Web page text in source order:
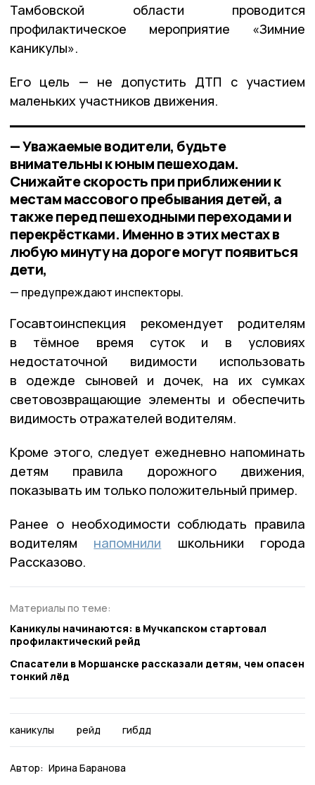
Тамбовской области проводится
профилактическое мероприятие «Зимние
каникулы».
Его цель — не допустить ДТП с участием
маленьких участников движения.
— Уважаемые водители, будьте
внимательны к юным пешеходам.
Снижайте скорость при приближении к
местам массового пребывания детей, а
также перед пешеходными переходами и
перекрёстками. Именно в этих местах в
любую минуту на дороге могут появиться
дети,
предупреждают инспекторы.
Госавтоинспекция рекомендует родителям
в тёмное время суток и в условиях
недостаточной видимости использовать
в одежде сыновей и дочек, на их сумках
световозвращающие элементы и обеспечить
видимость отражателей водителям.
Кроме этого, следует ежедневно напоминать
детям правила дорожного движения,
показывать им только положительный пример.
Ранее о необходимости соблюдать правила
водителям напомнили школьники города
Рассказово.
Материалы по теме:
Каникулы начинаются: в Мучкапском стартовал
профилактический рейд
Спасатели в Моршанске рассказали детям, чем опасен
тонкий лёд
каникулы рейд гибдд
Автор: Ирина Баранова